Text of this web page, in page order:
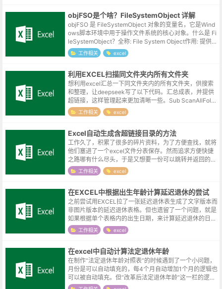
objFSO是个啥？FileSystemObject 详解
objFSO 是 FileSystemObject 对象的变量名，它是Wind
ows脚本环境中用于操作文件系统的核心对象。什么是 Fi
leSystemObject？全称: File System Object作用: 提供对
计算机文件系...
工作相关 excel
利用EXCEL扫描同文件夹内所有文件夹
想利用excel汇总一下同文件夹内的所有文件夹，供搜索
和整理，让deepseek写了以下代码。汇总成表，并提供
超链接，这样管理起来更加清晰一些。Sub ScanAllFold
ersRecursive() Dim objFSO ...
工作相关 excel
Excel自动生成含超链接目录的方法
工作久了，积累了很多的碎片资料，为了方便查找，就将
他们塞进了一个excel文件分表保存。然而追求方便快捷
之路哪有什么尽头，于是又想要一份可以跳转并返回的目
录，自动将其他表格的表格名称汇总到目录表，并在分表
添加返回目录的按钮。这几天尝试...
工作相关 excel
在EXCEL中根据出生年龄计算延迟退休的尝试
之前尝试用EXCEL拉了一张延迟退休表生成了文字版本而
非图片版本的延迟退休表格。但也遗留了一个问题，就是
如果根据单个表格内的出生日期，来计算延迟退休的日
期。其实当时也做过类似的尝试了，这里尝试补完一下。
日期函数在EXCEL中，类似20...
工作相关 excel
在excel中自动计算法定退休年龄
在制作“法定退休年龄对照表”的时候遇到了一个小问题，
月份是可以自动填充的，每4个月自动增加1个月的逻辑也
可以被自动填充。但“改革后法定退休年龄”这一栏的逻辑
就稍微复杂了一点，依赖自动填充就不可取了。改革后法